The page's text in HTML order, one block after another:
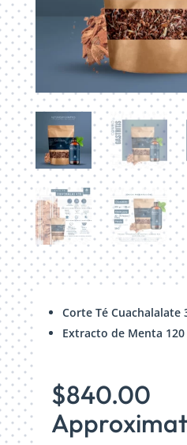
Corte Té Cuachalalate
Extracto de Menta 120
$840.00